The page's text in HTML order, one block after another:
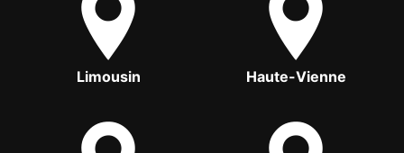
Limousin Haute-Vienne